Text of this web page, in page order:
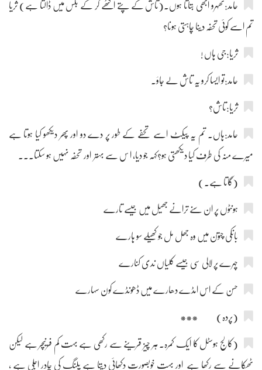
حامد:ٹھہرو ابھی بتاتا ہوں۔(تاش کے پتے اکٹھے کر کے بکس میں ڈالتا ہے) ثریا
تم اسے کوئی تحفہ دینا چاہتی ہونا؟
ثریا:جی ہاں !
حامد:تو ایسا کرو یہ تاش لے جاؤ۔
ثریا:تاش؟
حامد:ہاں۔ تم یہ پیکٹ اسے تحفے کے طور پر دے دو اور پھر دیکھو کیا ہوتا ہے
میرے منہ کی طرف کیا دیکھتی ہو؟کہہ جو دیا، ا س سے بہتر اور تحفہ نہیں ہو سکتا۔۔۔
(گاتا ہے۔)
ہونٹوں پر ان سنے ترانے جھیل میں جیسے تارے
بانکی چتون میں وہ جھل مل جو کھیلے سو ہارے
چہرے پر لالی سی جیسے کلیاں ندی کنارے
حسن کے اس امڈے دھارے میں ڈھونڈے کون سہارے
(پردہ) ***
(کالج ہوسٹل کا ایک کمرہ۔ ہر چیز قرینے سے رکھی ہے بہت کم فرنیچر ہے لیکن
ٹھکانے سے رکھا ہے اور بہت خوبصورت دکھائی دیتا ہے پلنگ کی چادر اجلی ہے ،